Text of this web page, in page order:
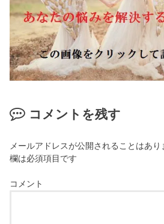
コメントを残す
メールアドレスが公開されることはあり
欄は必須項目です
コメント